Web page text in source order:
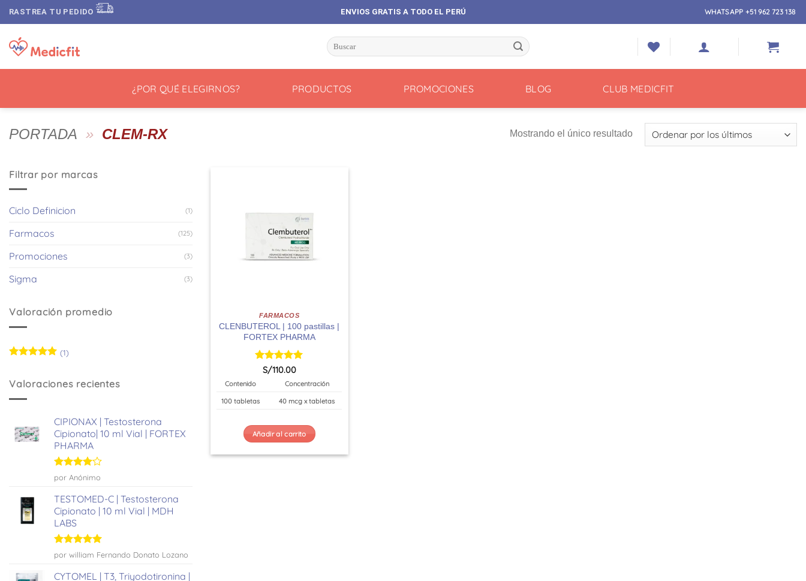
Saltar
al
contenido
RASTREA TU PEDIDO ENVIOS GRATIS A TODO EL PERÚ WHATSAPP +51 962 723 138
Buscar
por:
¿POR QUÉ ELEGIRNOS? PRODUCTOS PROMOCIONES BLOG CLUB MEDICFIT
PORTADA » CLEM-RX Mostrando el único resultado
Filtrar por marcas
Ciclo Definicion (1)
Farmacos (125)
Promociones (3)
Sigma (3)
Valoración promedio
(1)
Valoraciones recientes
CIPIONAX | Testosterona
Cipionato| 10 ml Vial | FORTEX
PHARMA
Valorado
con
5
por Anónimo
TESTOMED-C | Testosterona
Cipionato | 10 ml Vial | MDH
LABS
Valorado
con
por william Fernando Donato Lozano
CYTOMEL | T3, Triyodotironina |
FARMACOS
CLENBUTEROL | 100 pastillas |
FORTEX PHARMA
Valorado
de 5
S/110.00
Contenido Concentración
100 tabletas 40 mcg x tabletas
Añadir al carrito